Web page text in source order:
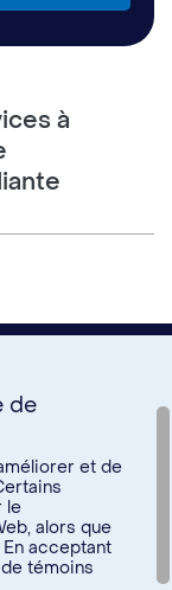
à
de
et de
le
alors que
acceptant
témoins